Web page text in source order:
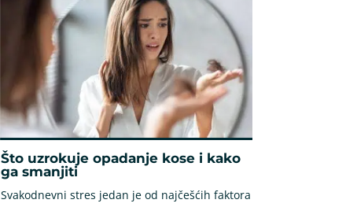
Što uzrokuje opadanje kose i kako
ga smanjiti
Svakodnevni stres jedan je od najčešćih faktora